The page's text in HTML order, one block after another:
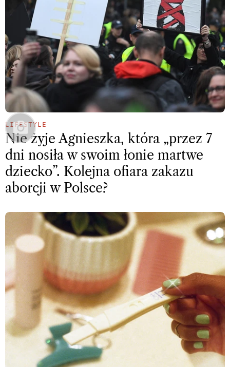
LIFESTYLE
Nie żyje Agnieszka, która „przez 7
dni nosiła w swoim łonie martwe
dziecko”. Kolejna ofiara zakazu
aborcji w Polsce?